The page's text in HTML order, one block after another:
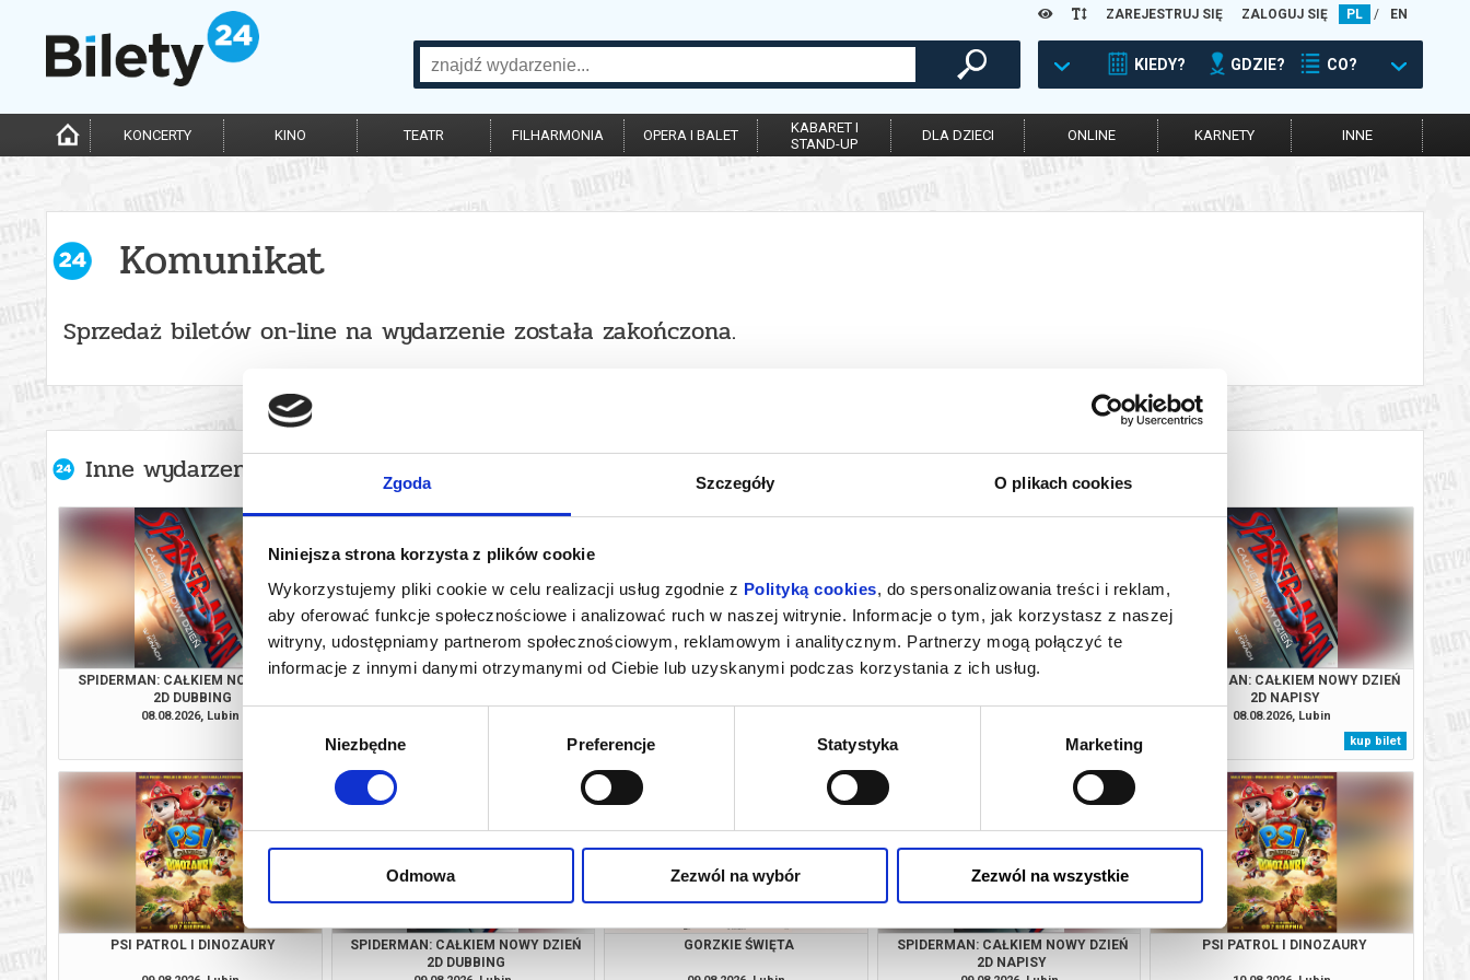
Zgoda Szczegóły O plikach cookies
Niniejsza strona korzysta z plików cookie
Wykorzystujemy pliki cookie w celu realizacji usług zgodnie z Polityką cookies, do spersonalizowania treści i reklam,
aby oferować funkcje społecznościowe i analizować ruch w naszej witrynie. Informacje o tym, jak korzystasz z naszej
witryny, udostępniamy partnerom społecznościowym, reklamowym i analitycznym. Partnerzy mogą połączyć te
informacje z innymi danymi otrzymanymi od Ciebie lub uzyskanymi podczas korzystania z ich usług.
Niezbędne Preferencje Statystyka Marketing
Odmowa Zezwól na wybór Zezwól na wszystkie
ZAREJESTRUJ SIĘ ZALOGUJ SIĘ PL / EN
KIEDY? GDZIE? CO?
KONCERTY KINO TEATR FILHARMONIA OPERA I BALET
KABARET I
STAND-UP
DLA DZIECI ONLINE KARNETY INNE
Komunikat
Sprzedaż biletów on-line na wydarzenie została zakończona.
Inne wydarzenia organizatora
SPIDERMAN: CAŁKIEM NOWY DZIEŃ
2D DUBBING
08.08.2026, Lubin
PSI PATROL I DINOZAURY
kup bilet
TANECZNE JAM SESSION
info
ROBIN HOOD: KONIEC LEGENDY
kup bilet
SPIDERMAN: CAŁKIEM NOWY DZIEŃ
2D NAPISY
08.08.2026, Lubin
kup bilet
PSI PATROL I DINOZAURY
SPIDERMAN: CAŁKIEM NOWY DZIEŃ
2D DUBBING
GORZKIE ŚWIĘTA
SPIDERMAN: CAŁKIEM NOWY DZIEŃ
2D NAPISY
PSI PATROL I DINOZAURY